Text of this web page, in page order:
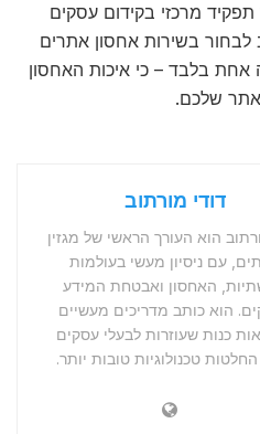
מרכזי בקידום עסקים
לבחור בשירות אחסון אתרים
בלבד – כי איכות האחסון
שלכם.
דודי מורתוב
הוא העורך הראשי של מגזין
עם ניסיון מעשי בעולמות
האחסון ואבטחת המידע
הוא כותב מדריכים מעשיים
כנות שעוזרות לבעלי עסקים
טכנולוגיות טובות יותר.